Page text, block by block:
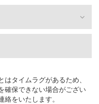
タイムラグがあるため、
確保できない場合がござい
をいたします。